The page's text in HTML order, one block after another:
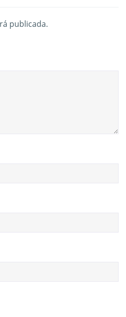
publicada.